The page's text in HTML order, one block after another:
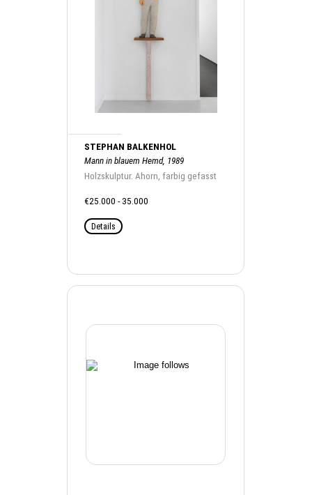
STEPHAN BALKENHOL
Mann in blauem Hemd, 1989
Holzskulptur. Ahorn, farbig gefasst
€25.000 - 35.000
Details